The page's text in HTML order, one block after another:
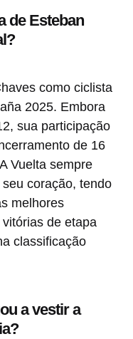
de Esteban
como ciclista
2025. Embora
sua participação
de 16
Vuelta sempre
coração, tendo
melhores
de etapa
classificação
a vestir a